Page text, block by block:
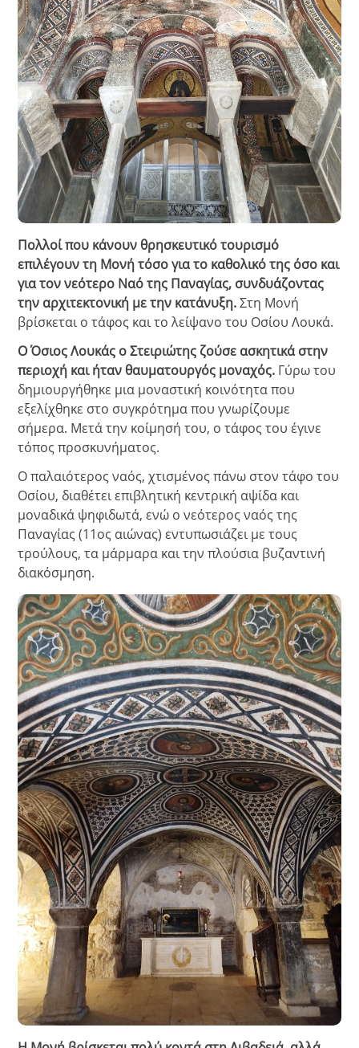
Πολλοί που κάνουν θρησκευτικό τουρισμό
επιλέγουν τη Μονή τόσο για το καθολικό της όσο και
για τον νεότερο Ναό της Παναγίας, συνδυάζοντας
την αρχιτεκτονική με την κατάνυξη.Στη Μονή
βρίσκεται ο τάφος και το λείψανο του Οσίου Λουκά.
Ο Όσιος Λουκάς ο Στειριώτης ζούσε ασκητικά στην
περιοχή και ήταν θαυματουργός μοναχός. Γύρω του
δημιουργήθηκε μια μοναστική κοινότητα που
εξελίχθηκε στο συγκρότημα που γνωρίζουμε
σήμερα. Μετά την κοίμησή του, ο τάφος του έγινε
τόπος προσκυνήματος.
Ο παλαιότερος ναός, χτισμένος πάνω στον τάφο του
Οσίου, διαθέτει επιβλητική κεντρική αψίδα και
μοναδικά ψηφιδωτά, ενώ ο νεότερος ναός της
Παναγίας (11ος αιώνας) εντυπωσιάζει με τους
τρούλους, τα μάρμαρα και την πλούσια βυζαντινή
διακόσμηση.